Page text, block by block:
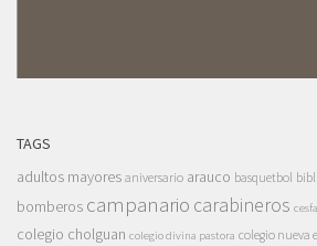
TAGS
adultos mayores aniversario arauco basquetbol
bomberos campanario carabineros
colegio cholguan colegio divina pastora colegio nueva